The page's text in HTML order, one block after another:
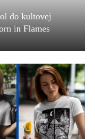
do kultovej
in Flames